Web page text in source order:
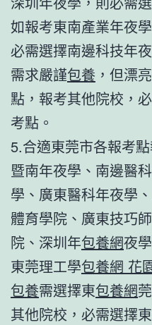
如報考東南產業年夜
必需選擇南邊科技年
需求嚴謹包養 ，但漂
點，報考其他院校，
考點。
5.合適東莞市各報考
暨南年夜學、南邊醫
學、廣東醫科年夜學
體育學院、廣東技巧
院、深圳年包養網夜
東莞理工學包養網 花
包養需選擇東包養網
其他院校，必需選擇